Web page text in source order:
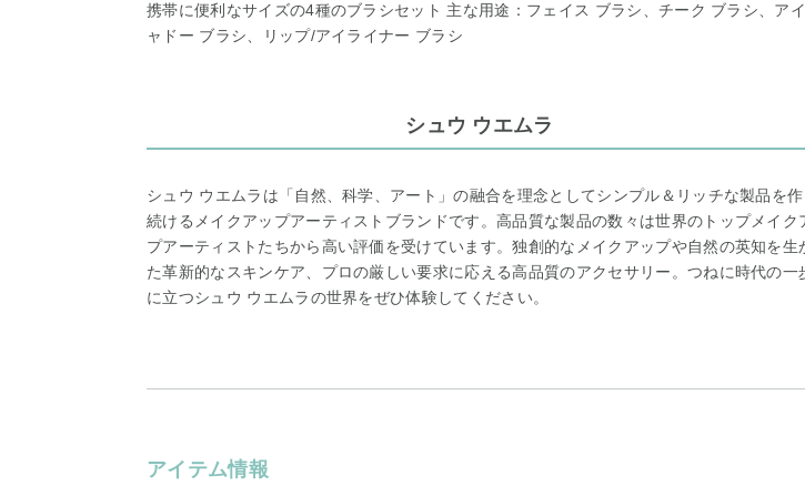
携帯に便利なサイズの4種のブラシセット 主な用途：フェイス ブラシ、チーク ブラシ、ア
ャドー ブラシ、リップ/アイライナー ブラシ
シュウ ウエムラ
シュウ ウエムラは「自然、科学、アート」の融合を理念としてシンプル＆リッチな製品を作
続けるメイクアップアーティストブランドです。高品質な製品の数々は世界のトップメイク
プアーティストたちから高い評価を受けています。独創的なメイクアップや自然の英知を生
た革新的なスキンケア、プロの厳しい要求に応える高品質のアクセサリー。つねに時代の一
に立つシュウ ウエムラの世界をぜひ体験してください。
アイテム情報